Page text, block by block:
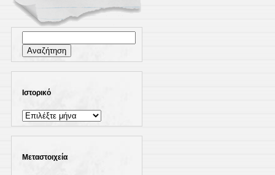
για:
Ιστορικό
Ιστορικό
Μεταστοιχεία